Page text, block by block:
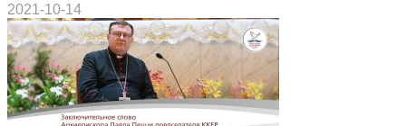
2021-10-14